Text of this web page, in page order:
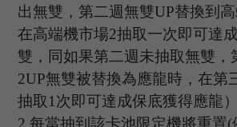
出無雙，第二週無雙UP替換到
在高端機市場2抽取一次即可達
雙，同如果第二週未抽取無雙，
2UP無雙被替換為應龍時，在第
抽取 1 次即可達成保底獲得應龍）
2.每當抽到該卡池限定機將重置(